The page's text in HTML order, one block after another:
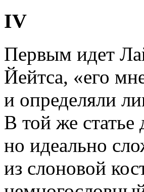
IV
Первым идет
Йейтса, «его
и определяли
В той же статье
но идеально
из слоновой